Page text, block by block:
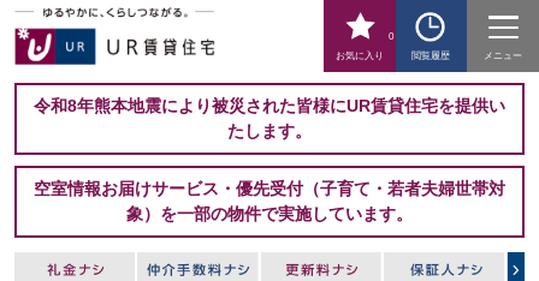
お気に入り
0
閲覧履歴
メニュー
令和8年熊本地震により被災された皆様にUR賃貸住宅を提供い
たします。
空室情報お届けサービス・優先受付（子育て・若者夫婦世帯対
象）を一部の物件で実施しています。